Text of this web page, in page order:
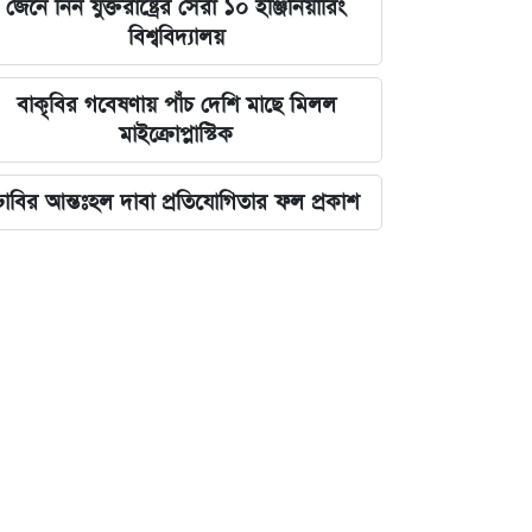
জেনে নিন যুক্তরাষ্ট্রের সেরা ১০ ইঞ্জিনিয়ারিং
বিশ্ববিদ্যালয়
বাকৃবির গবেষণায় পাঁচ দেশি মাছে মিলল
মাইক্রোপ্লাস্টিক
আন্তঃহল দাবা প্রতিযোগিতার ফল প্রকাশ